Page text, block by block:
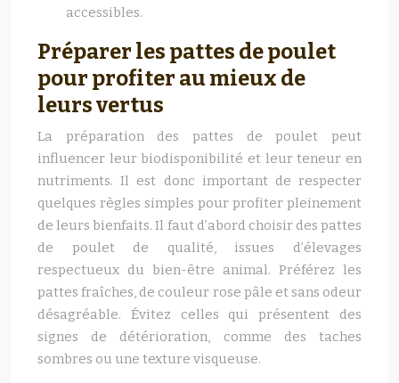
accessibles.
Préparer les pattes de poulet
pour profiter au mieux de
leurs vertus
La préparation des pattes de poulet peut
influencer leur biodisponibilité et leur teneur en
nutriments. Il est donc important de respecter
quelques règles simples pour profiter pleinement
de leurs bienfaits. Il faut d’abord choisir des pattes
de poulet de qualité, issues d’élevages
respectueux du bien-être animal. Préférez les
pattes fraîches, de couleur rose pâle et sans odeur
désagréable. Évitez celles qui présentent des
signes de détérioration, comme des taches
sombres ou une texture visqueuse.